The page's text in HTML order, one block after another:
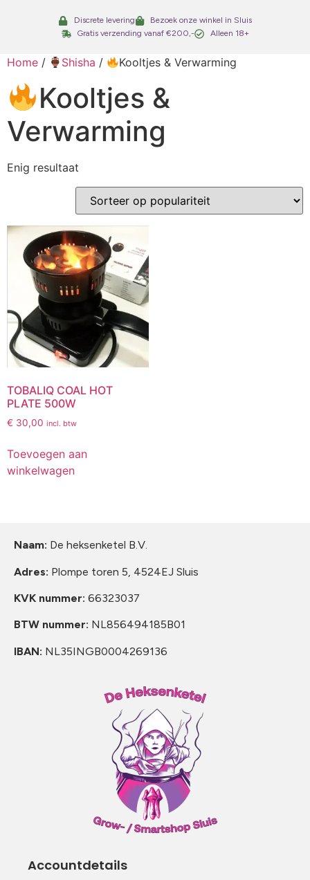
Discrete levering
Bezoek onze winkel in Sluis
Gratis verzending vanaf €200,-
Alleen 18+
Home / Shisha / Kooltjes & Verwarming
Kooltjes &
Verwarming
Enig resultaat
TOBALIQ COAL HOT
PLATE 500W
€ 30,00 incl. btw
Toevoegen aan
winkelwagen
Naam: De heksenketel B.V.
Adres: Plompe toren 5, 4524EJ Sluis
KVK nummer: 66323037
BTW nummer: NL856494185B01
IBAN: NL35INGB0004269136
Accountdetails